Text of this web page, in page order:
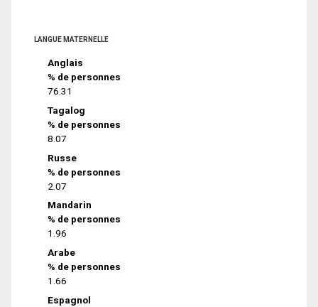
LANGUE MATERNELLE
Anglais
% de personnes
76.31
Tagalog
% de personnes
8.07
Russe
% de personnes
2.07
Mandarin
% de personnes
1.96
Arabe
% de personnes
1.66
Espagnol